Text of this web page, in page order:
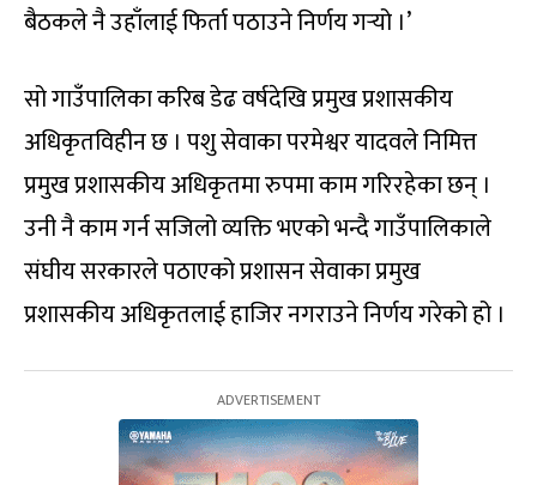
बैठकले नै उहाँलाई फिर्ता पठाउने निर्णय गर्‍यो ।’
सो गाउँपालिका करिब डेढ वर्षदेखि प्रमुख प्रशासकीय
अधिकृतविहीन छ । पशु सेवाका परमेश्वर यादवले निमित्त
प्रमुख प्रशासकीय अधिकृतमा रुपमा काम गरिरहेका छन् ।
उनी नै काम गर्न सजिलो व्यक्ति भएको भन्दै गाउँपालिकाले
संघीय सरकारले पठाएको प्रशासन सेवाका प्रमुख
प्रशासकीय अधिकृतलाई हाजिर नगराउने निर्णय गरेको हो ।